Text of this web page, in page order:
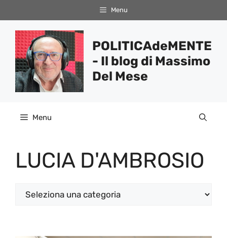
al
contenuto
Menu
POLITICAdeMENTE
- Il blog di Massimo
Del Mese
Menu
LUCIA D'AMBROSIO
Categorie